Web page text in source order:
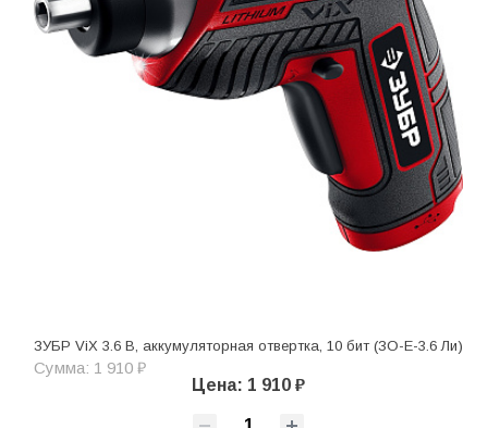
ЗУБР ViX 3.6 В, аккумуляторная отвертка, 10 бит (ЗО-Е-3.6 Ли)
Сумма: 1 910 ₽
Цена: 1 910 ₽